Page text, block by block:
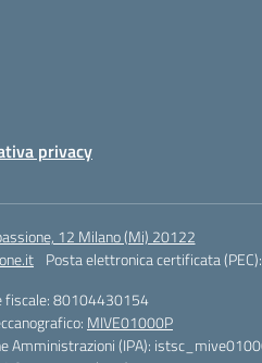
privacy
12 Milano (Mi) 20122
Posta elettronica certificata (PEC):
fiscale: 80104430154
MIVE01000P
Amministrazioni (IPA):